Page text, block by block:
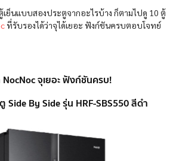
เย็นแบบสองประตูจากอะไรบ้าง ก็ตามไปดู 10 ตู้
ที่รับรองได้ว่าจุได้เยอะ ฟังก์ชันครบตอบโจทย์
จุเยอะ ฟังก์ชันครบ!
Side By Side รุ่น HRF-SBS550 สีดำ